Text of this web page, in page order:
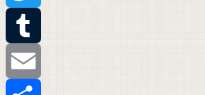
Twitter
Tumblr